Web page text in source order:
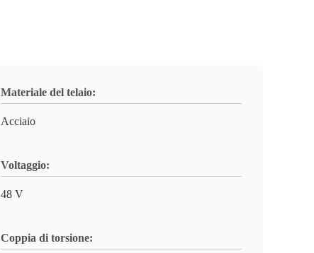
Materiale del telaio:
Acciaio
Voltaggio:
48 V
Coppia di torsione: